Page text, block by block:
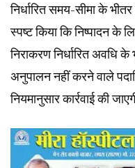
निर्धारित समय-सीमा के
स्पष्ट किया कि निष्पादन के
निराकरण निर्धारित अवधि
अनुपालन नहीं करने वाले
नियमानुसार कार्रवाई की